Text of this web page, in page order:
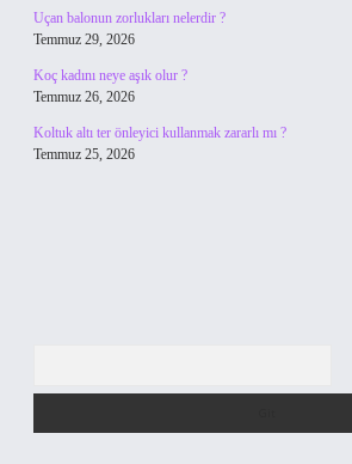
Uçan balonun zorlukları nelerdir ?
Temmuz 29, 2026
Koç kadını neye aşık olur ?
Temmuz 26, 2026
Koltuk altı ter önleyici kullanmak zararlı mı ?
Temmuz 25, 2026